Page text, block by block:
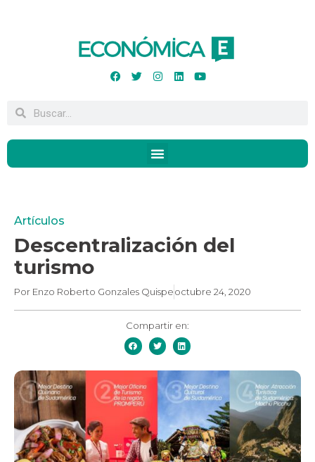
Artículos
Descentralización del
turismo
Por Enzo Roberto Gonzales Quispeoctubre 24, 2020
Compartir en: